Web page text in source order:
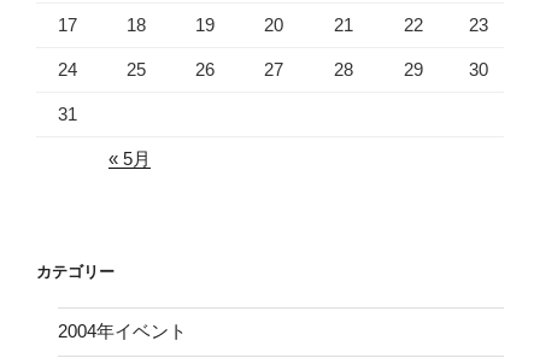
17 18 19 20 21 22 23
24 25 26 27 28 29 30
31
« 5月
カテゴリー
2004年イベント